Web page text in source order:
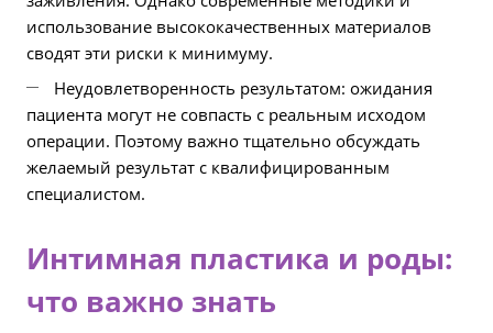
использование высококачественных материалов
сводят эти риски к минимуму.
Неудовлетворенность результатом: ожидания
пациента могут не совпасть с реальным исходом
операции. Поэтому важно тщательно обсуждать
желаемый результат с квалифицированным
специалистом.
Интимная пластика и роды:
что важно знать